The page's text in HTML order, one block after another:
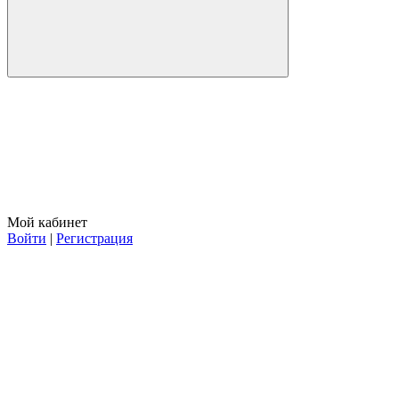
Мой кабинет
Войти | Регистрация